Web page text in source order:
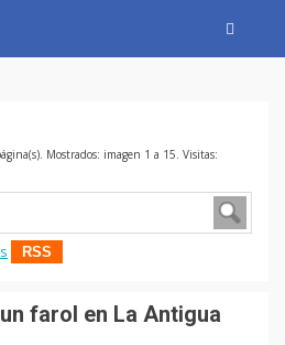
Mostrados: imagen 1 a 15. Visitas:
RSS
farol en La Antigua